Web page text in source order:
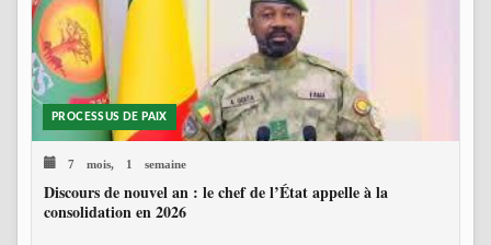
PROCESSUS DE PAIX
7 mois, 1 semaine
Discours de nouvel an : le chef de l’État appelle à la
consolidation en 2026